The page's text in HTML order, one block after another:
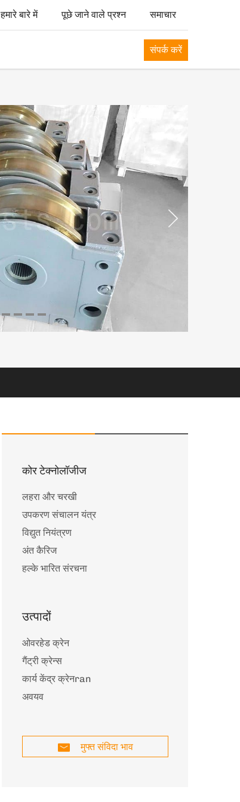
हमारे बारे में पूछे जाने वाले प्रश्न समाचार
संपर्क करें
कोर टेक्नोलॉजीज
लहरा और चरखी
उपकरण संचालन यंत्र
विद्युत नियंत्रण
अंत कैरिज
हल्के भारित संरचना
उत्पादों
ओवरहेड क्रेन
गैंट्री क्रेन्स
कार्य केंद्र क्रेनran
अवयव
मुफ्त संविदा भाव